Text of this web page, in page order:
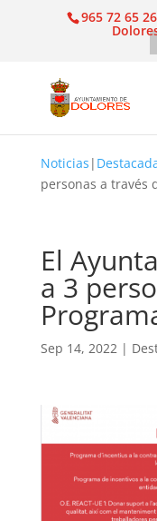
965 72 65
Noticias |
personas a través
El
a 3
Sep 14, 2022|